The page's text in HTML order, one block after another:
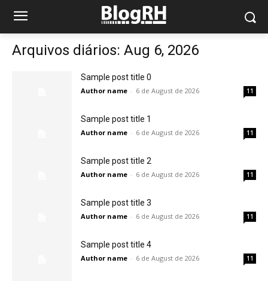
Arquivos diários: Aug 6, 2026
Sample post title 0
Author name - 6 de August de 2026 11
Sample post title 1
Author name - 6 de August de 2026 11
Sample post title 2
Author name - 6 de August de 2026 11
Sample post title 3
Author name - 6 de August de 2026 11
Sample post title 4
Author name - 6 de August de 2026 11